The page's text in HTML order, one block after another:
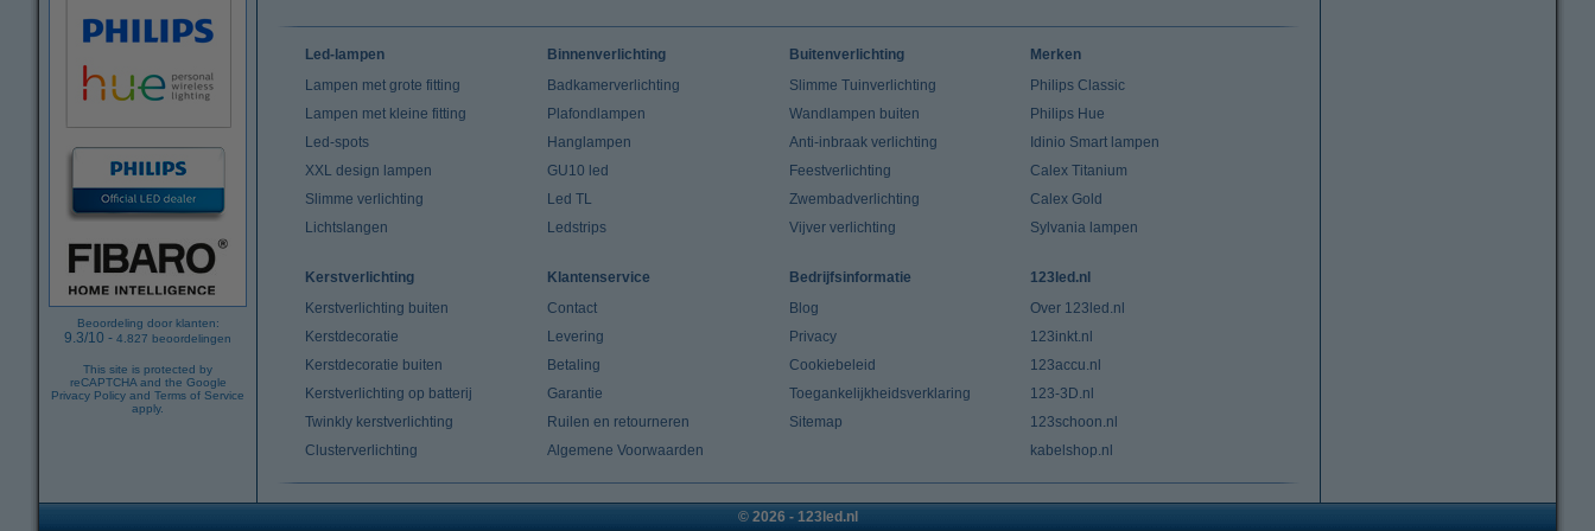
Beoordeling door klanten:
9.3/10 - 4.827 beoordelingen
This site is protected by
reCAPTCHA and the Google
Privacy Policy and Terms of Service
apply.
Led-lampen
Lampen met grote fitting
Lampen met kleine fitting
Led-spots
XXL design lampen
Slimme verlichting
Lichtslangen
Binnenverlichting
Badkamerverlichting
Plafondlampen
Hanglampen
GU10 led
Led TL
Ledstrips
Buitenverlichting
Slimme Tuinverlichting
Wandlampen buiten
Anti-inbraak verlichting
Feestverlichting
Zwembadverlichting
Vijver verlichting
Merken
Philips Classic
Philips Hue
Idinio Smart lampen
Calex Titanium
Calex Gold
Sylvania lampen
Kerstverlichting
Kerstverlichting buiten
Kerstdecoratie
Kerstdecoratie buiten
Kerstverlichting op batterij
Twinkly kerstverlichting
Clusterverlichting
Klantenservice
Contact
Levering
Betaling
Garantie
Ruilen en retourneren
Algemene Voorwaarden
Bedrijfsinformatie
Blog
Privacy
Cookiebeleid
Toegankelijkheidsverklaring
Sitemap
123led.nl
Over 123led.nl
123inkt.nl
123accu.nl
123-3D.nl
123schoon.nl
kabelshop.nl
© 2026 - 123led.nl